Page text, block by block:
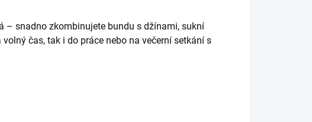
– snadno zkombinujete bundu s džínami, sukní
čas, tak i do práce nebo na večerní setkání s